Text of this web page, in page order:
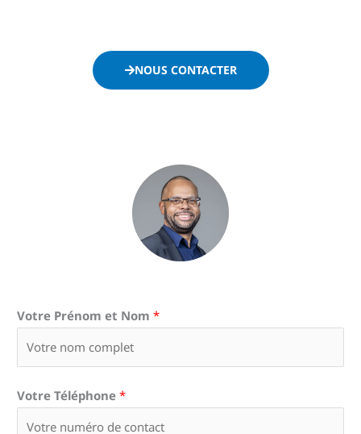
NOUS CONTACTER
Votre Prénom et Nom *
Votre Téléphone *